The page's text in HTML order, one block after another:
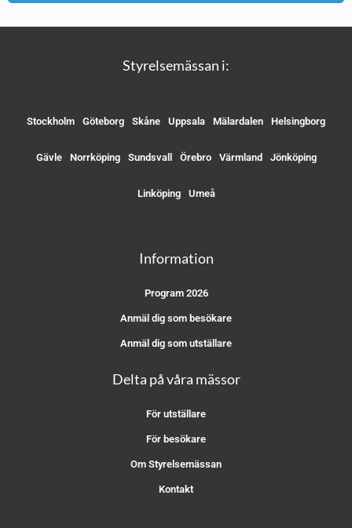
Styrelsemässan i:
Stockholm Göteborg Skåne Uppsala Mälardalen Helsingborg
Gävle Norrköping Sundsvall Örebro Värmland Jönköping
Linköping Umeå
Information
Program 2026
Anmäl dig som besökare
Anmäl dig som utställare
Delta på våra mässor
För utställare
För besökare
Om Styrelsemässan
Kontakt